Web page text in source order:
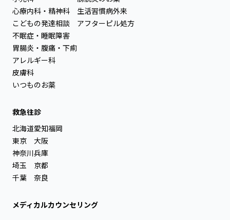
心療内科・精神科
こどもの発達相談
不眠症・睡眠障害
胃腸炎・腹痛・下痢
アレルギー科
皮膚科
いつものお薬
生活習慣病外来
アフターピル処方
救急往診
北海道
東京
神奈川
埼玉
千葉
愛知
大阪
兵庫
京都
奈良
福岡
メディカルカウンセリング